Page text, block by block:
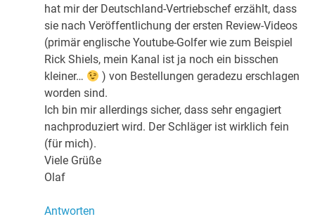
hat mir der Deutschland-Vertriebschef erzählt, dass
sie nach Veröffentlichung der ersten Review-Videos
(primär englische Youtube-Golfer wie zum Beispiel
Rick Shiels, mein Kanal ist ja noch ein bisschen
kleiner…
) von Bestellungen geradezu erschlagen
worden sind.
Ich bin mir allerdings sicher, dass sehr engagiert
nachproduziert wird. Der Schläger ist wirklich fein
(für mich).
Viele Grüße
Olaf
Antworten